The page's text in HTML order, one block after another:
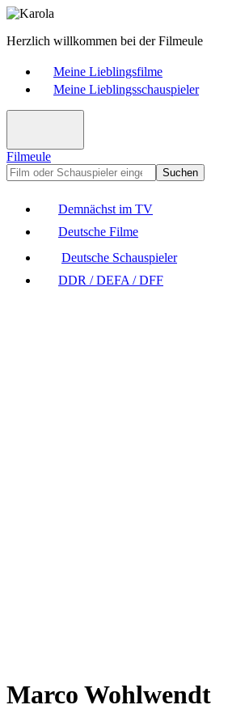
Herzlich willkommen bei der Filmeule
Meine Lieblingsfilme
Meine Lieblingsschauspieler
Filmeule
Suchen
Demnächst im TV
Deutsche Filme
Deutsche Schauspieler
DDR / DEFA / DFF
Marco Wohlwendt